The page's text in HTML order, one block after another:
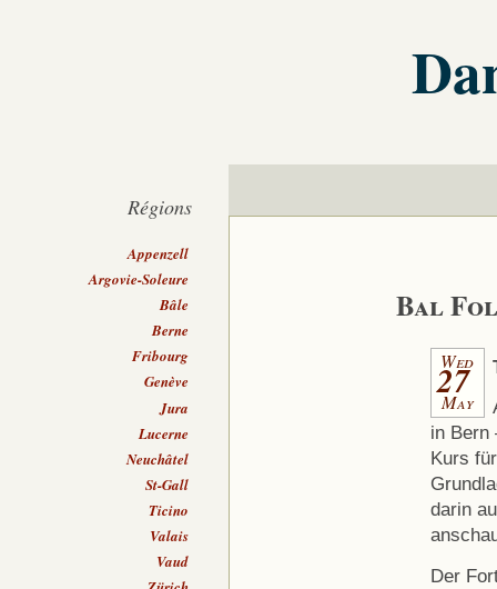
Bal
Wed
27
May
in Bern
Kurs
darin
Der
Régions
Appenzell
Argovie-Soleure
Bâle
Berne
Fribourg
Genève
Jura
Lucerne
Neuchâtel
St-Gall
Ticino
Valais
Vaud